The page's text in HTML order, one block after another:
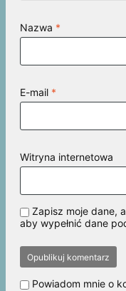
Nazwa *
E-mail *
Witryna internetowa
Zapisz moje dane,
aby wypełnić dane
Powiadom mnie o